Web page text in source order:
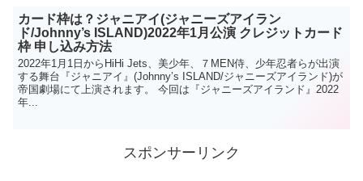
カード枠は？ジャニアイ(ジャニーズアイラン
ド/Johnny’s ISLAND)2022年1月公演 クレジットカード
枠 申し込み方法
2022年1月1日からHiHi Jets、美少年、７MEN侍、少年忍者らが出演
する舞台『ジャニアイ』(Johnny’s ISLAND/ジャニーズアイランド)が
帝国劇場にて上演されます。 今回は『ジャニーズアイランド』2022
年...
スポンサーリンク